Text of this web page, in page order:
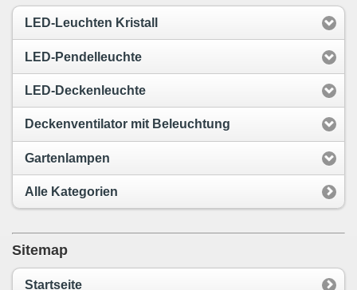
LED-Leuchten Kristall
LED-Pendelleuchte
LED-Deckenleuchte
Deckenventilator mit Beleuchtung
Gartenlampen
Alle Kategorien
Sitemap
Startseite